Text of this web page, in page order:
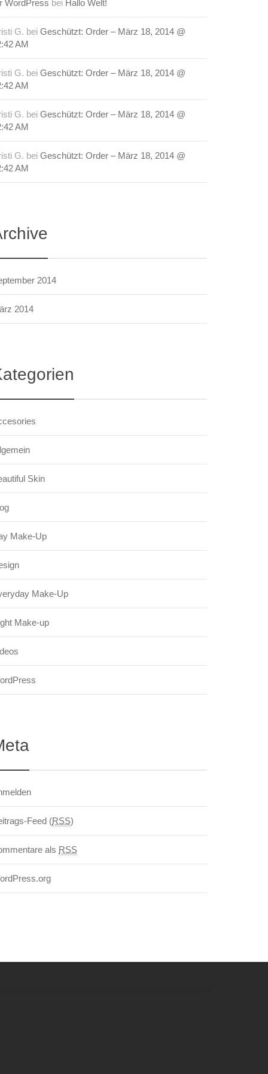
WordPress bei Hallo Welt!
G. bei Geschützt: Order – März 18, 2014 @
AM
G. bei Geschützt: Order – März 18, 2014 @
AM
G. bei Geschützt: Order – März 18, 2014 @
AM
G. bei Geschützt: Order – März 18, 2014 @
AM
2014
2014
Skin
Make-Up
Make-Up
Make-up
Feed (RSS)
als RSS